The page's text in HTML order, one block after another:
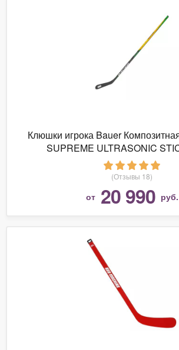
Клюшки игрока Bauer
SUPREME ULTRASONIC
(Отзывы 18)
от 20 990 руб.